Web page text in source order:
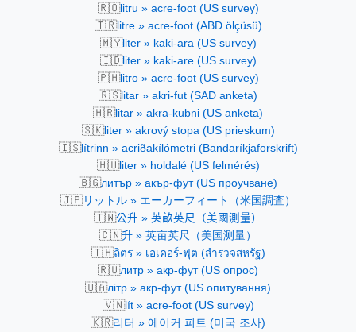
🇷🇴litru » acre-foot (US survey)
🇹🇷litre » acre-foot (ABD ölçüsü)
🇲🇾liter » kaki-ara (US survey)
🇮🇩liter » kaki-are (US survey)
🇵🇭litro » acre-foot (US survey)
🇷🇸litar » akri-fut (SAD anketa)
🇭🇷litar » akra-kubni (US anketa)
🇸🇰liter » akrový stopa (US prieskum)
🇮🇸lítrinn » acriðakílómetri (Bandaríkjaforskrift)
🇭🇺liter » holdalé (US felmérés)
🇧🇬литър » акър-фут (US проучване)
🇯🇵リットル » エーカーフィート（米国調査）
🇹🇼公升 » 英畝英尺（美國測量）
🇨🇳升 » 英亩英尺（美国测量）
🇹🇭ลิตร » เอเคอร์-ฟุต (สำรวจสหรัฐ)
🇷🇺литр » акр-фут (US опрос)
🇺🇦літр » акр-фут (US опитування)
🇻🇳lít » acre-foot (US survey)
🇰🇷리터 » 에이커 피트 (미국 조사)